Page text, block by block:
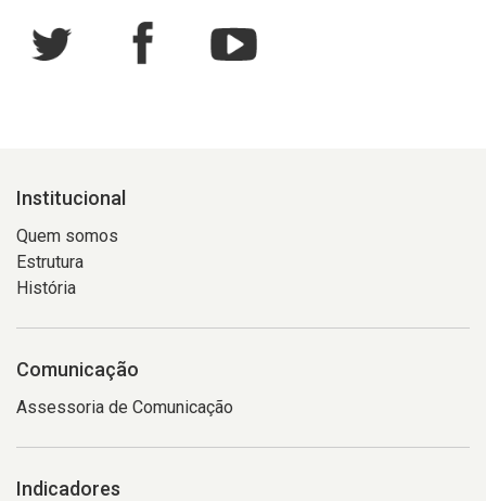
Institucional
Quem somos
Estrutura
História
Comunicação
Assessoria de Comunicação
Indicadores